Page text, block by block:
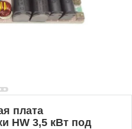
плата
HW 3,5 кВт под